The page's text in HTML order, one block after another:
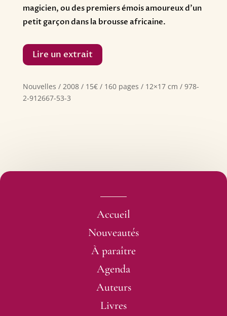
magicien, ou des premiers émois amoureux d’un
petit garçon dans la brousse africaine.
Lire un extrait
Nouvelles / 2008 / 15€ / 160 pages / 12×17 cm / 978-
2-912667-53-3
Accueil
Nouveautés
À paraître
Agenda
Auteurs
Livres